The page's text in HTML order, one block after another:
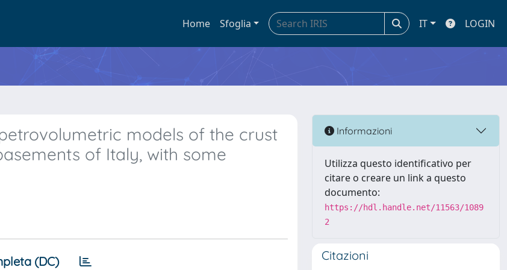
Home Sfoglia IT LOGIN
models of the crust
of Italy, with some
(DC)
Informazioni
Utilizza questo identificativo per
citare o creare un link a questo
documento:
https://hdl.handle.net/11563/1089
2
Citazioni